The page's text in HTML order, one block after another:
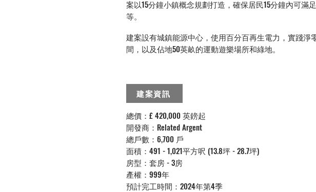
案以15分鐘小鎮概念規劃打造，確保居民15分鐘內可
等。
建案設有城鎮能源中心，使用百分百再生電力，實踐
間，以及佔地50英畝的運動遊樂場所和綠地。
建案資訊
總價：£ 420,000 英鎊起
開發商：Related Argent
總戶數：6,700 戶
面積：491 - 1,021平方呎 (13.8坪 - 28.7坪)
房型：套房 - 3房
產權：999年
預計完工時間：2024年第4季